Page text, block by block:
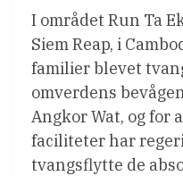
I området Run Ta
Siem Reap, i
familier blevet
omverdens
Angkor Wat, og for
faciliteter har
tvangsflytte de